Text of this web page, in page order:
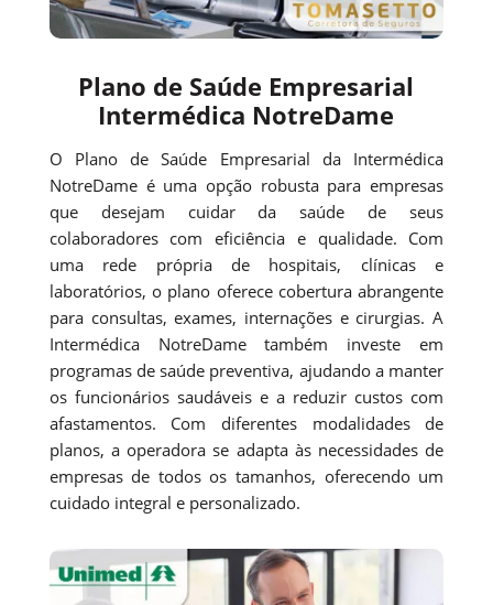
Plano de Saúde Empresarial
Intermédica NotreDame
O Plano de Saúde Empresarial da Intermédica
NotreDame é uma opção robusta para empresas
que desejam cuidar da saúde de seus
colaboradores com eficiência e qualidade. Com
uma rede própria de hospitais, clínicas e
laboratórios, o plano oferece cobertura abrangente
para consultas, exames, internações e cirurgias. A
Intermédica NotreDame também investe em
programas de saúde preventiva, ajudando a manter
os funcionários saudáveis e a reduzir custos com
afastamentos. Com diferentes modalidades de
planos, a operadora se adapta às necessidades de
empresas de todos os tamanhos, oferecendo um
cuidado integral e personalizado.